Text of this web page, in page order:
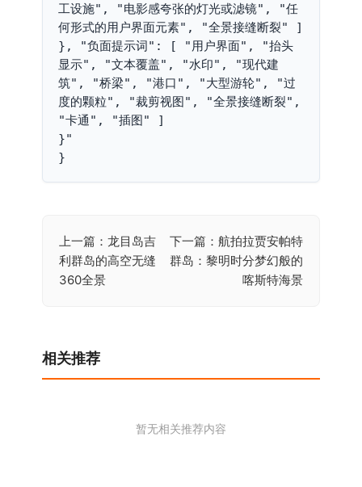
工设施", "电影感夸张的灯光或滤镜", "任
何形式的用户界面元素", "全景接缝断裂" ]
}, "负面提示词": [ "用户界面", "抬头
显示", "文本覆盖", "水印", "现代建
筑", "桥梁", "港口", "大型游轮", "过
度的颗粒", "裁剪视图", "全景接缝断裂",
"卡通", "插图" ]
}"
}
文
章
上一篇：龙目岛吉
利群岛的高空无缝
360全景
下一篇：航拍拉贾安帕特
群岛：黎明时分梦幻般的
喀斯特海景
相关推荐
暂无相关推荐内容